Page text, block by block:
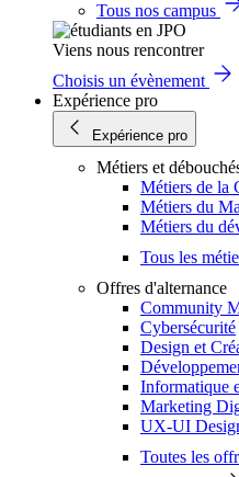
Tous nos campus
Viens nous rencontrer
Choisis un évènement
Expérience pro
Expérience pro
Métiers et
Métiers de la
Métiers du
Métiers du
Tous les
Offres d'alternance
Community
Cybersécurité
Design et
Informatique
Marketing
UX-UI
Toutes les